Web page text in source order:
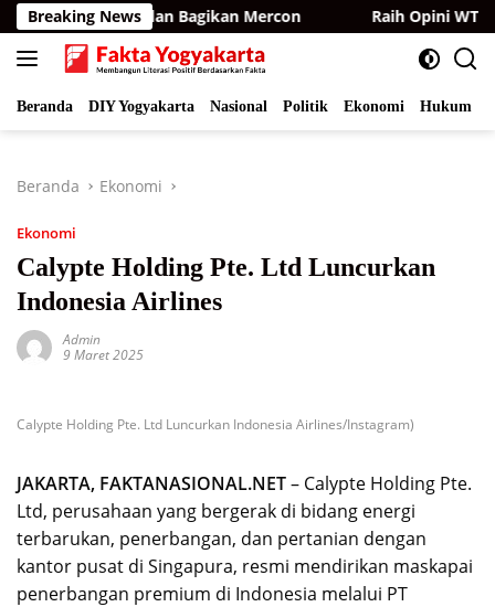
Langsung
ke
konten
Breaking News
Kamera dan Bagikan Mercon Raih Opini WTP ke-15
Beranda DIY Yogyakarta Nasional Politik Ekonomi Hukum
Beranda Ekonomi
Ekonomi
Calypte Holding Pte. Ltd Luncurkan
Indonesia Airlines
Admin
9 Maret 2025
Calypte Holding Pte. Ltd Luncurkan Indonesia Airlines/Instagram)
JAKARTA, FAKTANASIONAL.NET– Calypte Holding Pte.
Ltd, perusahaan yang bergerak di bidang energi
terbarukan, penerbangan, dan pertanian dengan
kantor pusat di Singapura, resmi mendirikan maskapai
penerbangan premium di Indonesia melalui PT